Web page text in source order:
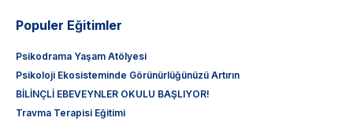
Populer Eğitimler
Psikodrama Yaşam Atölyesi
Psikoloji Ekosisteminde Görünürlüğünüzü Artırın
BİLİNÇLİ EBEVEYNLER OKULU BAŞLIYOR!
Travma Terapisi Eğitimi